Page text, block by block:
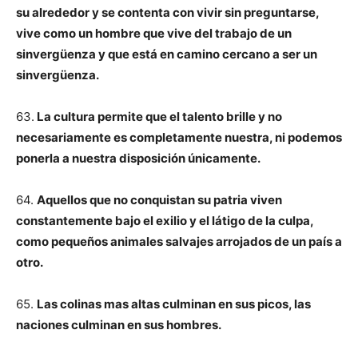
su alrededor y se contenta con vivir sin preguntarse,
vive como un hombre que vive del trabajo de un
sinvergüenza y que está en camino cercano a ser un
sinvergüenza.
63. La cultura permite que el talento brille y no
necesariamente es completamente nuestra, ni podemos
ponerla a nuestra disposición únicamente.
64. Aquellos que no conquistan su patria viven
constantemente bajo el exilio y el látigo de la culpa,
como pequeños animales salvajes arrojados de un país a
otro.
65. Las colinas mas altas culminan en sus picos, las
naciones culminan en sus hombres.